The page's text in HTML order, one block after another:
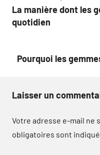
de
La manière dont les
quotidien
Pourquoi les
Laisser un
Votre adresse e-mail ne
obligatoires sont